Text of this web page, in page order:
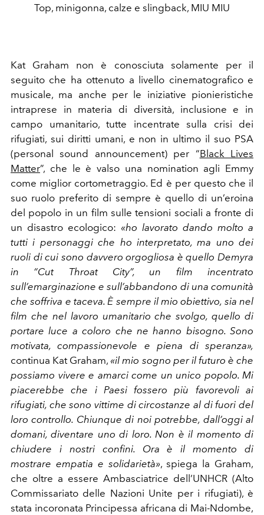
Top, minigonna, calze e slingback, MIU MIU
Kat Graham non è conosciuta solamente per il
seguito che ha ottenuto a livello cinematografico e
musicale, ma anche per le iniziative pionieristiche
intraprese in materia di diversità, inclusione e in
campo umanitario, tutte incentrate sulla crisi dei
rifugiati, sui diritti umani, e non in ultimo il suo PSA
(personal sound announcement) per “Black Lives
Matter”, che le è valso una nomination agli Emmy
come miglior cortometraggio. Ed è per questo che il
suo ruolo preferito di sempre è quello di un’eroina
del popolo in un film sulle tensioni sociali a fronte di
un disastro ecologico: «ho lavorato dando molto a
tutti i personaggi che ho interpretato, ma uno dei
ruoli di cui sono davvero orgogliosa è quello Demyra
in “Cut Throat City”, un film incentrato
sull’emarginazione e sull’abbandono di una comunità
che soffriva e taceva. È sempre il mio obiettivo, sia nel
film che nel lavoro umanitario che svolgo, quello di
portare luce a coloro che ne hanno bisogno. Sono
motivata, compassionevole e piena di speranza»,
continua Kat Graham, «il mio sogno per il futuro è che
possiamo vivere e amarci come un unico popolo. Mi
piacerebbe che i Paesi fossero più favorevoli ai
rifugiati, che sono vittime di circostanze al di fuori del
loro controllo. Chiunque di noi potrebbe, dall’oggi al
domani, diventare uno di loro. Non è il momento di
chiudere i nostri confini. Ora è il momento di
mostrare empatia e solidarietà», spiega la Graham,
che oltre a essere Ambasciatrice dell’UNHCR (Alto
Commissariato delle Nazioni Unite per i rifugiati), è
stata incoronata Principessa africana di Mai-Ndombe,